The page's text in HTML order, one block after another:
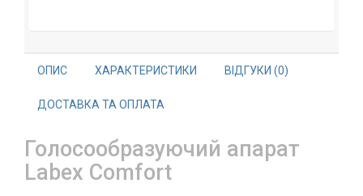
ОПИС ХАРАКТЕРИСТИКИ ВІДГУКИ (0)
ДОСТАВКА ТА ОПЛАТА
Голосообразуючий апарат
Labex Comfort